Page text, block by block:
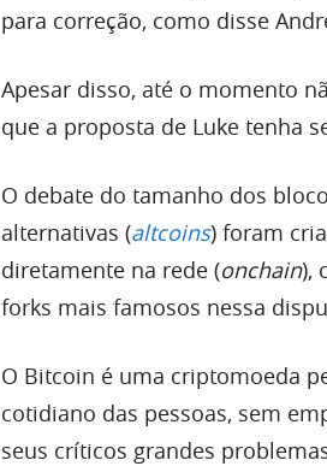
para correção, como disse
Apesar disso, até o momento
que a proposta de Luke tenha
O debate do tamanho dos
alternativas (altcoins) foram
diretamente na rede (onchain),
forks mais famosos nessa
O Bitcoin é uma criptomoeda
cotidiano das pessoas, sem
seus críticos grandes